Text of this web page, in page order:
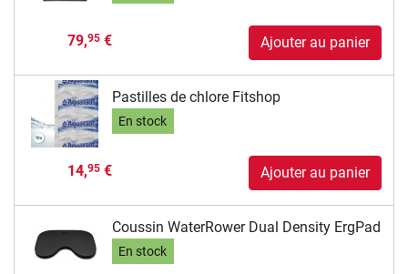
79,95€ Ajouter au panier
Pastilles de chlore Fitshop
En stock
14,95€ Ajouter au panier
Coussin WaterRower Dual Density ErgPad
En stock